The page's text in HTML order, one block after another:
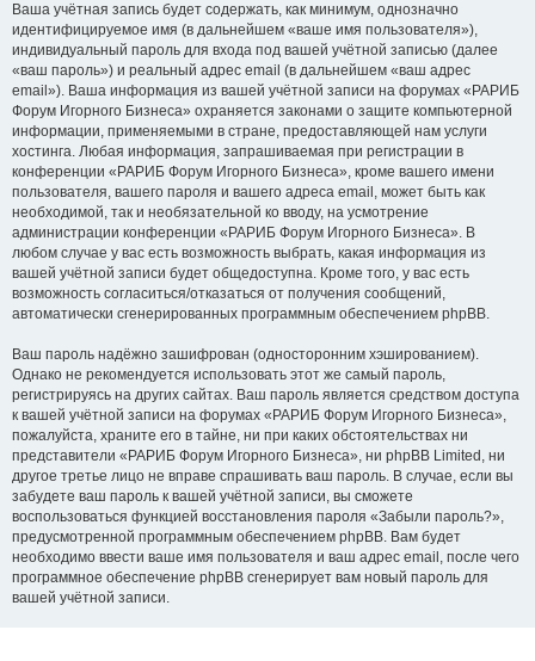
Ваша учётная запись будет содержать, как минимум, однозначно
идентифицируемое имя (в дальнейшем «ваше имя пользователя»),
индивидуальный пароль для входа под вашей учётной записью (далее
«ваш пароль») и реальный адрес email (в дальнейшем «ваш адрес
email»). Ваша информация из вашей учётной записи на форумах «РАРИБ
Форум Игорного Бизнеса» охраняется законами о защите компьютерной
информации, применяемыми в стране, предоставляющей нам услуги
хостинга. Любая информация, запрашиваемая при регистрации в
конференции «РАРИБ Форум Игорного Бизнеса», кроме вашего имени
пользователя, вашего пароля и вашего адреса email, может быть как
необходимой, так и необязательной ко вводу, на усмотрение
администрации конференции «РАРИБ Форум Игорного Бизнеса». В
любом случае у вас есть возможность выбрать, какая информация из
вашей учётной записи будет общедоступна. Кроме того, у вас есть
возможность согласиться/отказаться от получения сообщений,
автоматически сгенерированных программным обеспечением phpBB.
Ваш пароль надёжно зашифрован (односторонним хэшированием).
Однако не рекомендуется использовать этот же самый пароль,
регистрируясь на других сайтах. Ваш пароль является средством доступа
к вашей учётной записи на форумах «РАРИБ Форум Игорного Бизнеса»,
пожалуйста, храните его в тайне, ни при каких обстоятельствах ни
представители «РАРИБ Форум Игорного Бизнеса», ни phpBB Limited, ни
другое третье лицо не вправе спрашивать ваш пароль. В случае, если вы
забудете ваш пароль к вашей учётной записи, вы сможете
воспользоваться функцией восстановления пароля «Забыли пароль?»,
предусмотренной программным обеспечением phpBB. Вам будет
необходимо ввести ваше имя пользователя и ваш адрес email, после чего
программное обеспечение phpBB сгенерирует вам новый пароль для
вашей учётной записи.